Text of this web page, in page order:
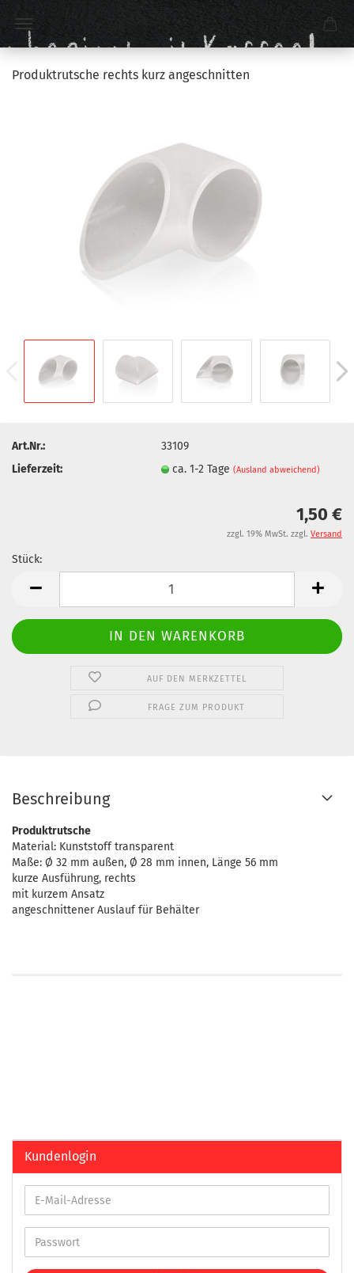
Produktrutsche rechts kurz angeschnitten
Art.Nr.:
33109
Lieferzeit:
ca. 1-2 Tage(Ausland abweichend)
1,50 €
zzgl. 19% MwSt. zzgl. Versand
Stück:
AUF DEN MERKZETTEL
FRAGE ZUM PRODUKT
Beschreibung
Produktrutsche
Material: Kunststoff transparent
Maße: Ø 32 mm außen, Ø 28 mm innen, Länge 56 mm
kurze Ausführung, rechts
mit kurzem Ansatz
angeschnittener Auslauf für Behälter
Kundenlogin